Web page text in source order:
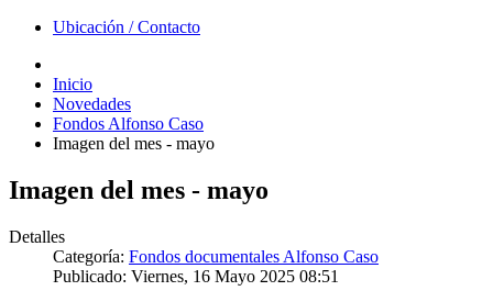
Ubicación / Contacto
Inicio
Novedades
Fondos Alfonso Caso
Imagen del mes - mayo
Imagen del mes - mayo
Detalles
Categoría: Fondos documentales Alfonso Caso
Publicado: Viernes, 16 Mayo 2025 08:51